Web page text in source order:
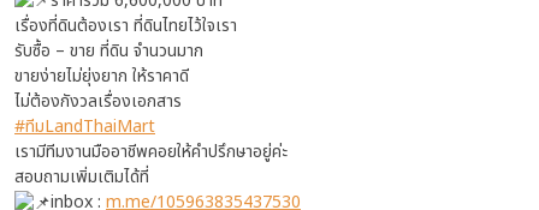
เรื่องที่ดินต้องเรา ที่ดินไทยไว้ใจเรา
รับซื้อ – ขาย ที่ดิน จำนวนมาก
ขายง่ายไม่ยุ่งยาก ให้ราคาดี
ไม่ต้องกังวลเรื่องเอกสาร
#ทีมLandThaiMart
เรามีทีมงานมืออาชีพคอยให้คำปรึกษาอยู่ค่ะ
สอบถามเพิ่มเติมได้ที่
inbox : m.me/105963835437530